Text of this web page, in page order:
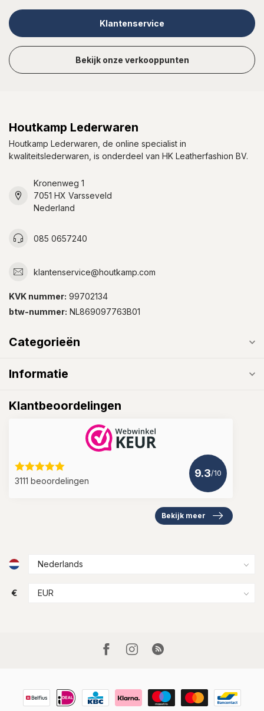
Klantenservice
Bekijk onze verkooppunten
Houtkamp Lederwaren
Houtkamp Lederwaren, de online specialist in
kwaliteitslederwaren, is onderdeel van HK Leatherfashion BV.
Kronenweg 1
7051 HX Varsseveld
Nederland
085 0657240
klantenservice@houtkamp.com
KVK nummer: 99702134
btw-nummer: NL869097763B01
Categorieën
Informatie
Klantbeoordelingen
3111 beoordelingen
9.3/10
Bekijk meer
€